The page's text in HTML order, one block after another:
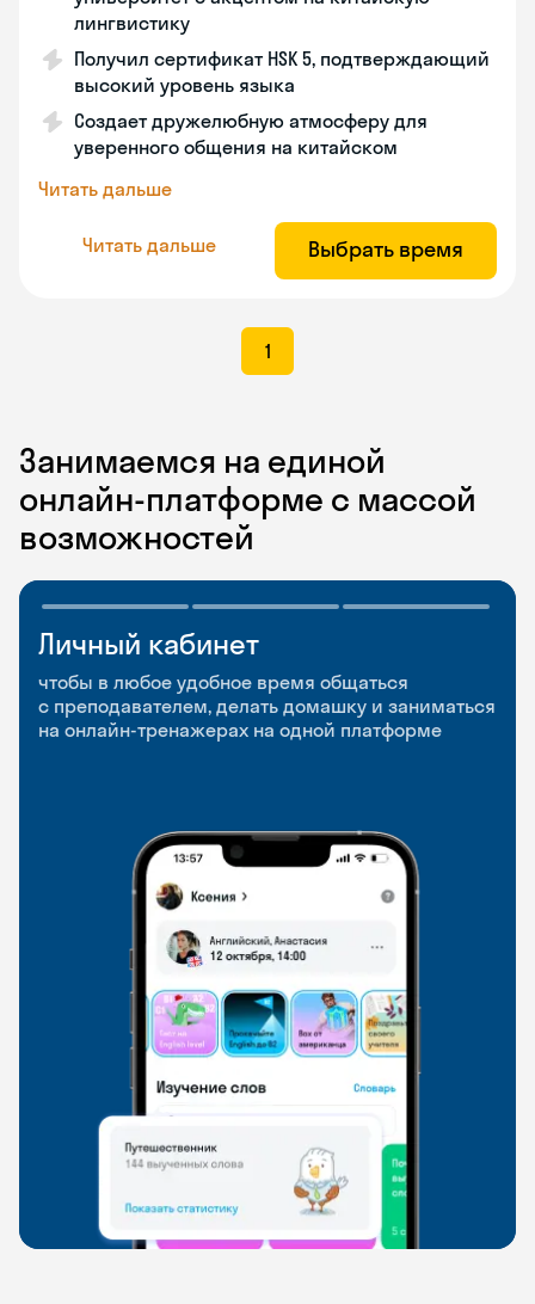
лингвистику
Получил сертификат HSK 5, подтверждающий
высокий уровень языка
Создает дружелюбную атмосферу для
уверенного общения на китайском
Читать дальше
Читать дальше Выбрать время
1
Занимаемся на единой
онлайн-платформе с массой
возможностей
Личный кабинет
чтобы в любое удобное время общаться
с преподавателем, делать домашку и заниматься
на онлайн-тренажерах на одной платформе
Мобильное
приложение
чтобы заниматься и изучать новые слова где
и когда удобно
Разговорные клубы
и Talks
Групповые занятия для разговорной практики
и индивидуальные встречи с преподавателями